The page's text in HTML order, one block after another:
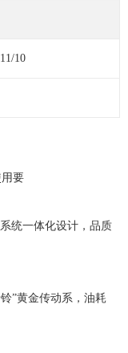
10
要
统一体化设计，品质
”黄金传动系，油耗